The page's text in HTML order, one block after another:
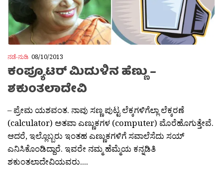
ನಡೆ-ನುಡಿ 08/10/2013
ಕಂಪ್ಯೂಟರ್ ಮಿದುಳಿನ ಹೆಣ್ಣು –
ಶಕುಂತಲಾದೇವಿ
– ಪ್ರೇಮ ಯಶವಂತ. ನಾವು ಸಣ್ಣ ಪುಟ್ಟ ಲೆಕ್ಕಗಳಿಗೆಲ್ಲಾ ಲೆಕ್ಕರಣೆ
(calculator) ಅತವಾ ಎಣ್ಣುಕಗಳ (computer) ಮೊರೆಹೊಗುತ್ತೇವೆ.
ಆದರೆ, ಇಲ್ಲೊಬ್ಬರು ಇಂತಹ ಎಣ್ಣುಕಗಳಿಗೆ ಸವಾಲೆಸೆದು ಸಯ್
ಎನಿಸಿಕೊಂಡಿದ್ದಾರೆ. ಇವರೇ ನಮ್ಮ ಹೆಮ್ಮೆಯ ಕನ್ನಡಿತಿ
ಶಕುಂತಲಾದೇವಿಯವರು....